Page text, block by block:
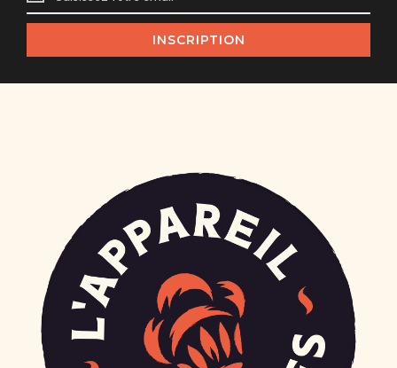
vous
pour
nos
INSCRIPTION